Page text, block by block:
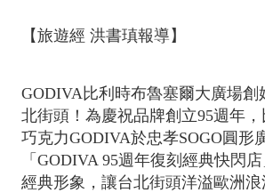
【旅遊經 洪書瑱報導】
GODIVA比利時布魯塞爾大廣場創
北街頭！為慶祝品牌創立95週年
巧克力GODIVA於忠孝SOGO圓形
「GODIVA 95週年復刻經典快閃
經典形象，讓台北街頭洋溢歐洲